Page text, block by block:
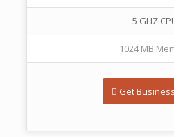
5 GHZ
1024 MB
Get